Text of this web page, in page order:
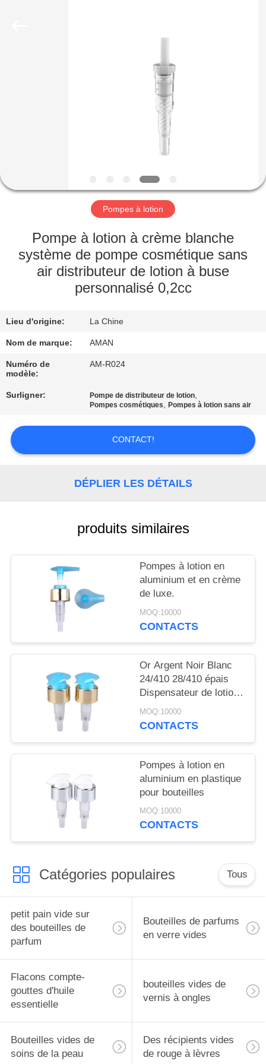
LE
SPECTACLE
PROPOS
VISITE
DE
CONTRÔLE
QUALITÉ
CONTACTEZ-
NOUVELLES
DEMANDEZ
DEVIS
POLICY
Pompes à lotion
Pompe à lotion à crème blanche
système de pompe cosmétique sans
air distributeur de lotion à buse
personnalisé 0,2cc
Lieu d'origine: La Chine
Nom de marque: AMAN
Numéro de
modèle:
AM-R024
Surligner: Pompe de distributeur de lotion,
Pompes cosmétiques,Pompes à lotion sans air
CONTACT!
DÉPLIER LES DÉTAILS
produits similaires
Pompes à lotion en
aluminium et en crème
de luxe.
MOQ:10000
CONTACTS
Or Argent Noir Blanc
24/410 28/410 épais
Dispensateur de lotion
pour le corps de savon
Pompes de lotion pour
MOQ:10000
CONTACTS
Pompes à lotion en
aluminium en plastique
pour bouteilles
MOQ:10000
CONTACTS
Catégories populaires Tous
petit pain vide sur
des bouteilles de
parfum
Bouteilles de parfums
en verre vides
Flacons compte-
gouttes d'huile
essentielle
bouteilles vides de
vernis à ongles
Bouteilles vides de
soins de la peau
Des récipients vides
de rouge à lèvres